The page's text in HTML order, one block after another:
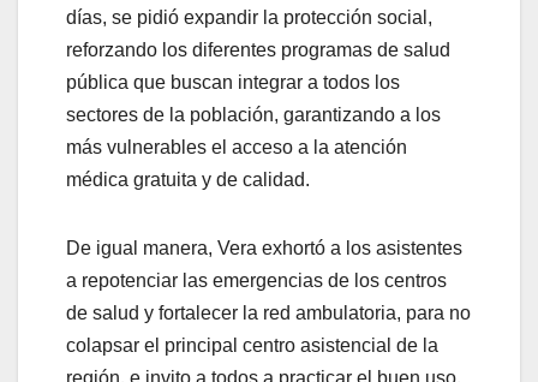
días, se pidió expandir la protección social,
reforzando los diferentes programas de salud
pública que buscan integrar a todos los
sectores de la población, garantizando a los
más vulnerables el acceso a la atención
médica gratuita y de calidad.
De igual manera, Vera exhortó a los asistentes
a repotenciar las emergencias de los centros
de salud y fortalecer la red ambulatoria, para no
colapsar el principal centro asistencial de la
región, e invito a todos a practicar el buen uso,